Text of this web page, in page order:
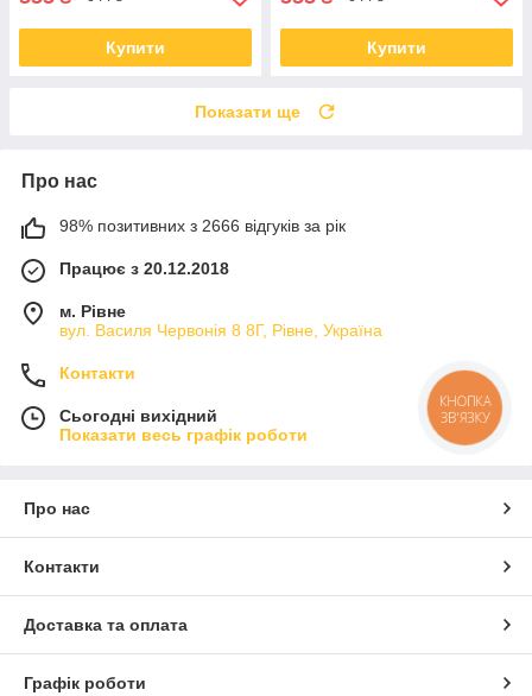
Купити Купити
Показати ще
Про нас
98% позитивних з 2666 відгуків за рік
Працює з 20.12.2018
м. Рівне
вул. Василя Червонія 8 8Г, Рівне, Україна
Контакти
Сьогодні вихідний
Показати весь графік роботи
Про нас
Контакти
Доставка та оплата
Графік роботи
КНОПКА
ЗВ'ЯЗКУ